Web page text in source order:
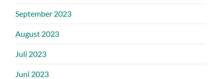
September 2023
August 2023
Juli 2023
Juni 2023